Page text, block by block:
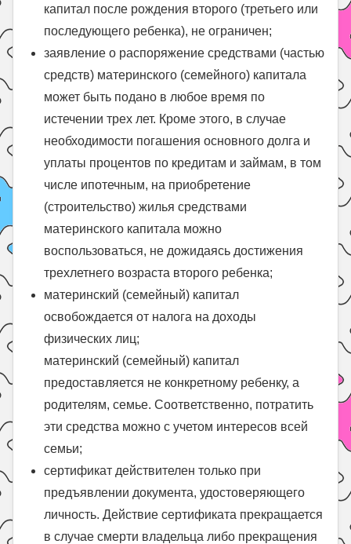
капитал после рождения второго (третьего или
последующего ребенка), не ограничен;
заявление о распоряжение средствами (частью
средств) материнского (семейного) капитала
может быть подано в любое время по
истечении трех лет. Кроме этого, в случае
необходимости погашения основного долга и
уплаты процентов по кредитам и займам, в том
числе ипотечным, на приобретение
(строительство) жилья средствами
материнского капитала можно
воспользоваться, не дожидаясь достижения
трехлетнего возраста второго ребенка;
материнский (семейный) капитал
освобождается от налога на доходы
физических лиц;
материнский (семейный) капитал
предоставляется не конкретному ребенку, а
родителям, семье. Соответственно, потратить
эти средства можно с учетом интересов всей
семьи;
сертификат действителен только при
предъявлении документа, удостоверяющего
личность. Действие сертификата прекращается
в случае смерти владельца либо прекращения